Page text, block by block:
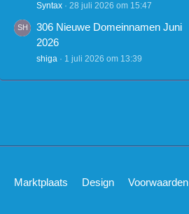
Syntax 28 juli 2026 om 15:47
306 Nieuwe Domeinnamen Juni
2026
shiga 1 juli 2026 om 13:39
Marktplaats Design Voorwaarden